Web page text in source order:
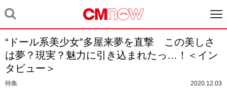
“ドール系美少女”多屋来夢を直撃 この美しさ
は夢？現実？魅力に引き込まれたっ…！＜イン
タビュー＞
特集 2020.12.03